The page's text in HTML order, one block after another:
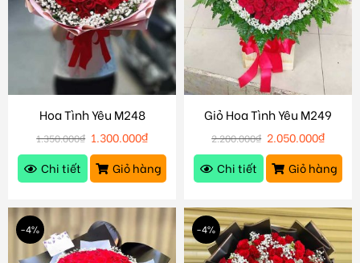
Hoa Tình Yêu M248
1.350.000₫ 1.300.000₫
Chi tiết
Giỏ hàng
Giỏ Hoa Tình Yêu M249
2.200.000₫ 2.050.000₫
Chi tiết
Giỏ hàng
-4% -4%